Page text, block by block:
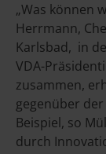
„Was können
Herrmann,
Karlsbad, in
VDA-
zusammen,
gegenüber der
Beispiel, so
durch